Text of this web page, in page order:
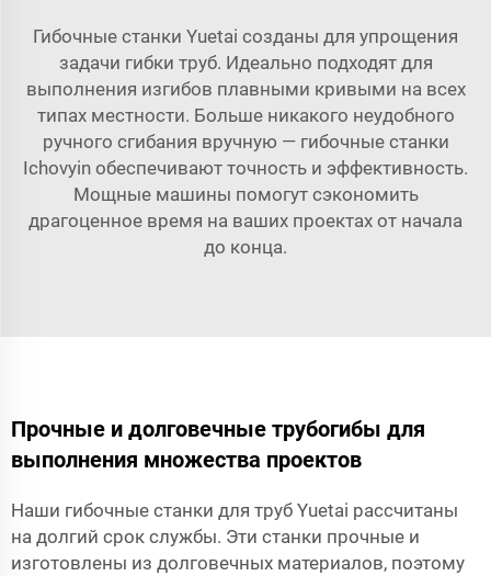
Гибочные станки Yuetai созданы для упрощения
задачи гибки труб. Идеально подходят для
выполнения изгибов плавными кривыми на всех
типах местности. Больше никакого неудобного
ручного сгибания вручную — гибочные станки
Ichovyin обеспечивают точность и эффективность.
Мощные машины помогут сэкономить
драгоценное время на ваших проектах от начала
до конца.
Прочные и долговечные трубогибы для
выполнения множества проектов
Наши гибочные станки для труб Yuetai рассчитаны
на долгий срок службы. Эти станки прочные и
изготовлены из долговечных материалов, поэтому